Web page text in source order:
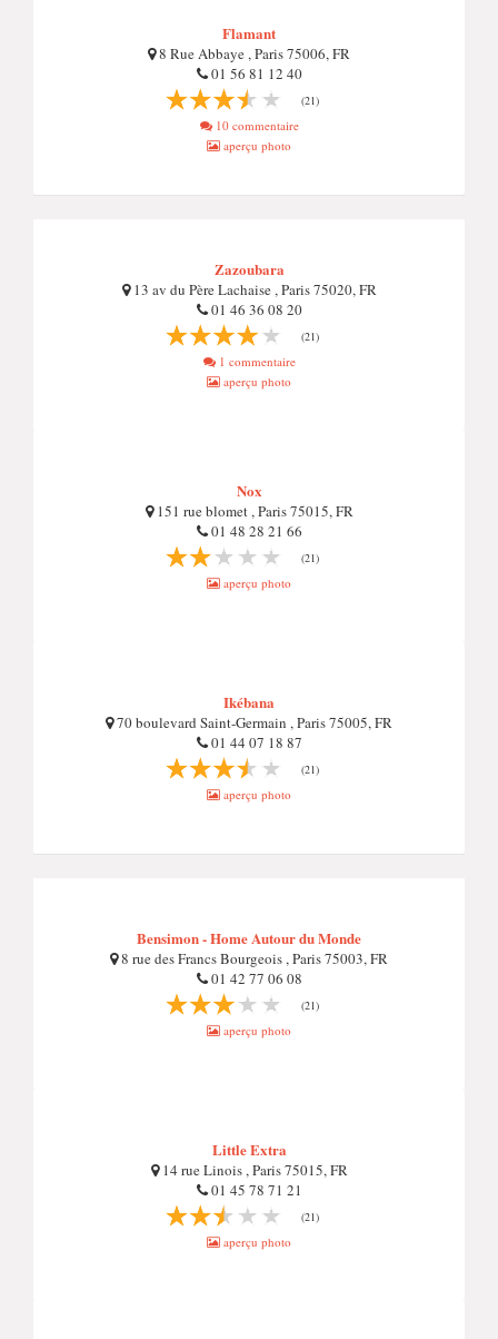
Flamant
8 Rue Abbaye , Paris 75006, FR
01 56 81 12 40
(21)
10 commentaire
aperçu photo
Zazoubara
13 av du Père Lachaise , Paris 75020, FR
01 46 36 08 20
(21)
1 commentaire
aperçu photo
Nox
151 rue blomet , Paris 75015, FR
01 48 28 21 66
(21)
aperçu photo
Ikébana
70 boulevard Saint-Germain , Paris 75005, FR
01 44 07 18 87
(21)
aperçu photo
Bensimon - Home Autour du Monde
8 rue des Francs Bourgeois , Paris 75003, FR
01 42 77 06 08
(21)
aperçu photo
Little Extra
14 rue Linois , Paris 75015, FR
01 45 78 71 21
(21)
aperçu photo